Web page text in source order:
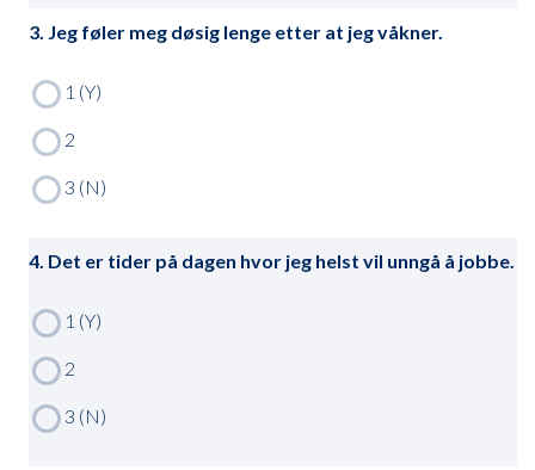
3. Jeg føler meg døsig lenge etter at jeg våkner.
4. Det er tider på dagen hvor jeg helst vil unngå å jobbe.